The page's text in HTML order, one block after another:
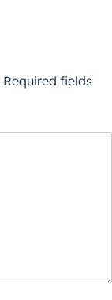
Required fields